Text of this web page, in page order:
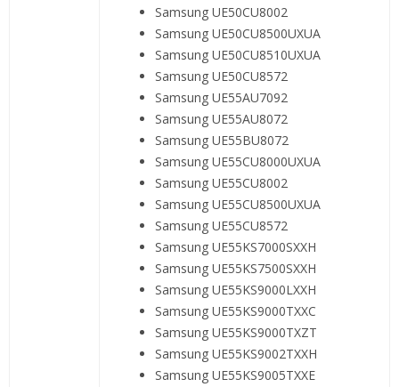
Samsung UE50CU8002
Samsung UE50CU8500UXUA
Samsung UE50CU8510UXUA
Samsung UE50CU8572
Samsung UE55AU7092
Samsung UE55AU8072
Samsung UE55BU8072
Samsung UE55CU8000UXUA
Samsung UE55CU8002
Samsung UE55CU8500UXUA
Samsung UE55CU8572
Samsung UE55KS7000SXXH
Samsung UE55KS7500SXXH
Samsung UE55KS9000LXXH
Samsung UE55KS9000TXXC
Samsung UE55KS9000TXZT
Samsung UE55KS9002TXXH
Samsung UE55KS9005TXXE